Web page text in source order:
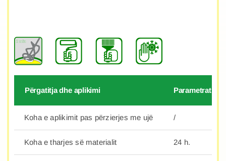
Përgatitja dhe aplikimi Parametrat
Koha e aplikimit pas përzierjes me ujë /
Koha e tharjes së materialit 24 h.